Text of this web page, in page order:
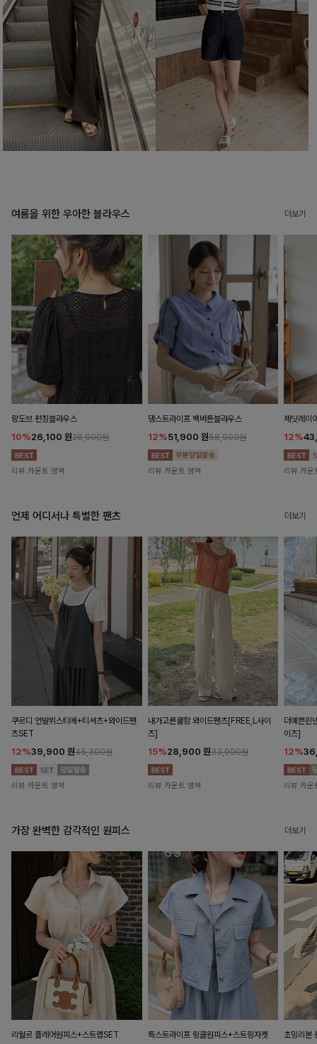
여름을 위한 우아한 블라우스 더보기
랑도브 펀칭블라우스
10%26,100 원28,900원
리뷰 카운트 영역
댕스트라이프 백버튼블라우스
12%51,900 원58,900원
리뷰 카운트 영역
제딧레이
12%
리뷰 카운
언제 어디서나 특별한 팬츠 더보기
쿠르디 언발뷔스티에+티셔츠+와이드팬
츠SET
12%39,900 원45,300원
리뷰 카운트 영역
내가고른쿨함 와이드팬츠[FREE,L사이
즈]
15%28,900 원33,900원
리뷰 카운트 영역
더예쁜린
이즈]
12%
리뷰 카운
가장 완벽한 감각적인 원피스 더보기
리월르 플레어원피스+스트랩SET
특스트라이프 링클원피스+스트링자켓
초밍리본